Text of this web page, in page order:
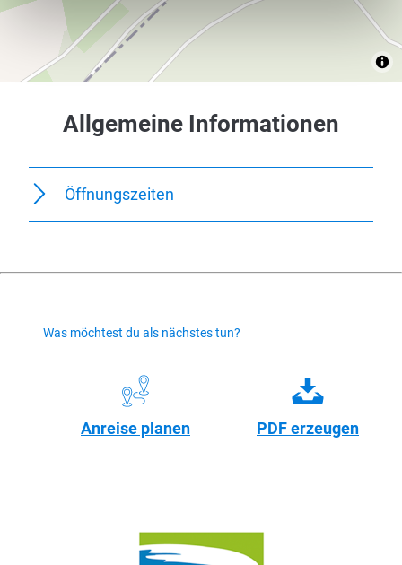
Allgemeine Informationen
Öffnungszeiten
Was möchtest du als nächstes tun?
Anreise planen PDF erzeugen